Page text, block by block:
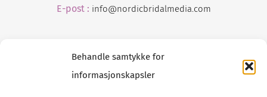
Behandle samtykke for
informasjonskapsler
E-post : info@nordicbridalmedia.com